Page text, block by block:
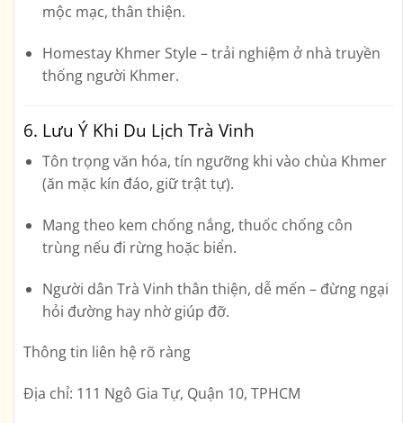
mộc mạc, thân thiện.
Homestay Khmer Style– trải nghiệm ở nhà truyền
thống người Khmer.
6. Lưu Ý Khi Du Lịch Trà Vinh
Tôn trọng văn hóa, tín ngưỡng khi vào chùa Khmer
(ăn mặc kín đáo, giữ trật tự).
Mang theo kem chống nắng, thuốc chống côn
trùng nếu đi rừng hoặc biển.
Người dân Trà Vinh thân thiện, dễ mến – đừng ngại
hỏi đường hay nhờ giúp đỡ.
Thông tin liên hệ rõ ràng
Địa chỉ: 111 Ngô Gia Tự, Quận 10, TPHCM